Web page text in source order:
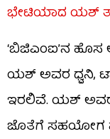
ಭೇಟಿಯಾದ ಯಶ್
‘ಬಿಜಿಎಂಐ’ನ ಹೊಸ
ಯಶ್ ಅವರ ಧ್ವನಿ,
ಇರಲಿವೆ. ಯಶ್
ಜೊತೆಗೆ ಸಹಯೋಗ